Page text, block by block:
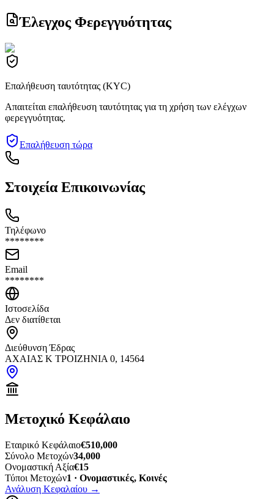
Έλεγχος Φερεγγυότητας
Επαλήθευση ταυτότητας (KYC)
Απαιτείται επαλήθευση ταυτότητας για τη χρήση των ελέγχων
φερεγγυότητας.
Επαλήθευση τώρα
Στοιχεία Επικοινωνίας
Τηλέφωνο
********
Email
********
Ιστοσελίδα
Δεν διατίθεται
Διεύθυνση Έδρας
ΑΧΑΙΑΣ Κ ΤΡΟΙΖΗΝΙΑ 0, 14564
Μετοχικό Κεφάλαιο
Εταιρικό Κεφάλαιο€510,000
Σύνολο Μετοχών34,000
Ονομαστική Αξία€15
Τύποι Μετοχών1 · Ονομαστικές, Κοινές
Ανάλυση Κεφαλαίου →